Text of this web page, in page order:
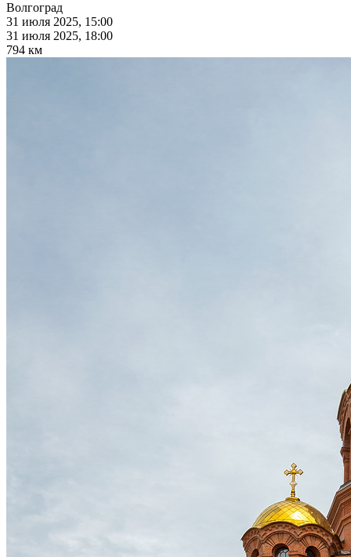
Волгоград
31 июля 2025, 15:00
31 июля 2025, 18:00
794 км